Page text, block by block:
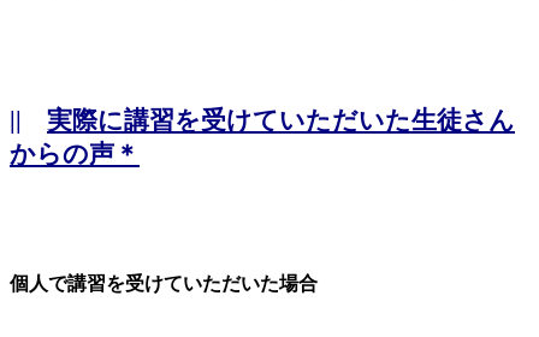
|| 実際に講習を受けていただいた生徒さん
からの声＊
個人で講習を受けていただいた場合